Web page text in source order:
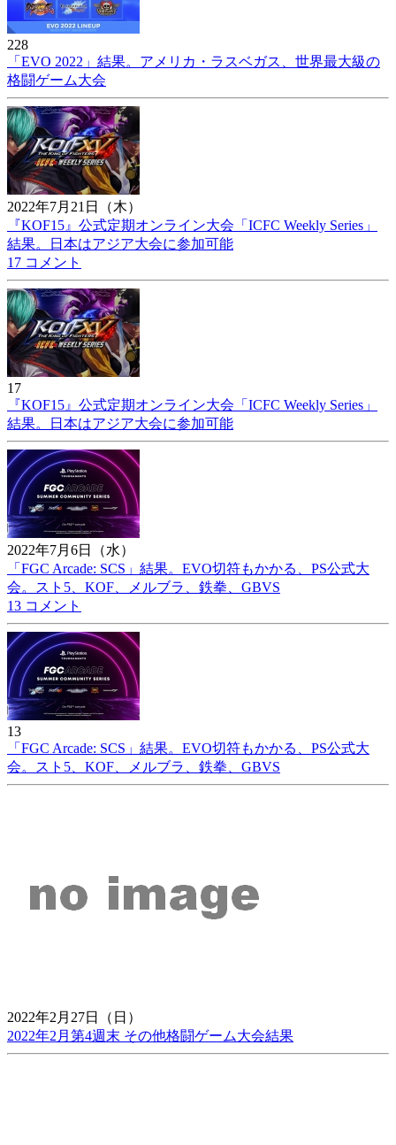
228
「EVO 2022」結果。アメリカ・ラスベガス、世界最大級の
格闘ゲーム大会
2022年7月21日（木）
『KOF15』公式定期オンライン大会「ICFC Weekly Series」
結果。日本はアジア大会に参加可能
17 コメント
17
『KOF15』公式定期オンライン大会「ICFC Weekly Series」
結果。日本はアジア大会に参加可能
2022年7月6日（水）
「FGC Arcade: SCS」結果。EVO切符もかかる、PS公式大
会。スト5、KOF、メルブラ、鉄拳、GBVS
13 コメント
13
「FGC Arcade: SCS」結果。EVO切符もかかる、PS公式大
会。スト5、KOF、メルブラ、鉄拳、GBVS
2022年2月27日（日）
2022年2月第4週末 その他格闘ゲーム大会結果